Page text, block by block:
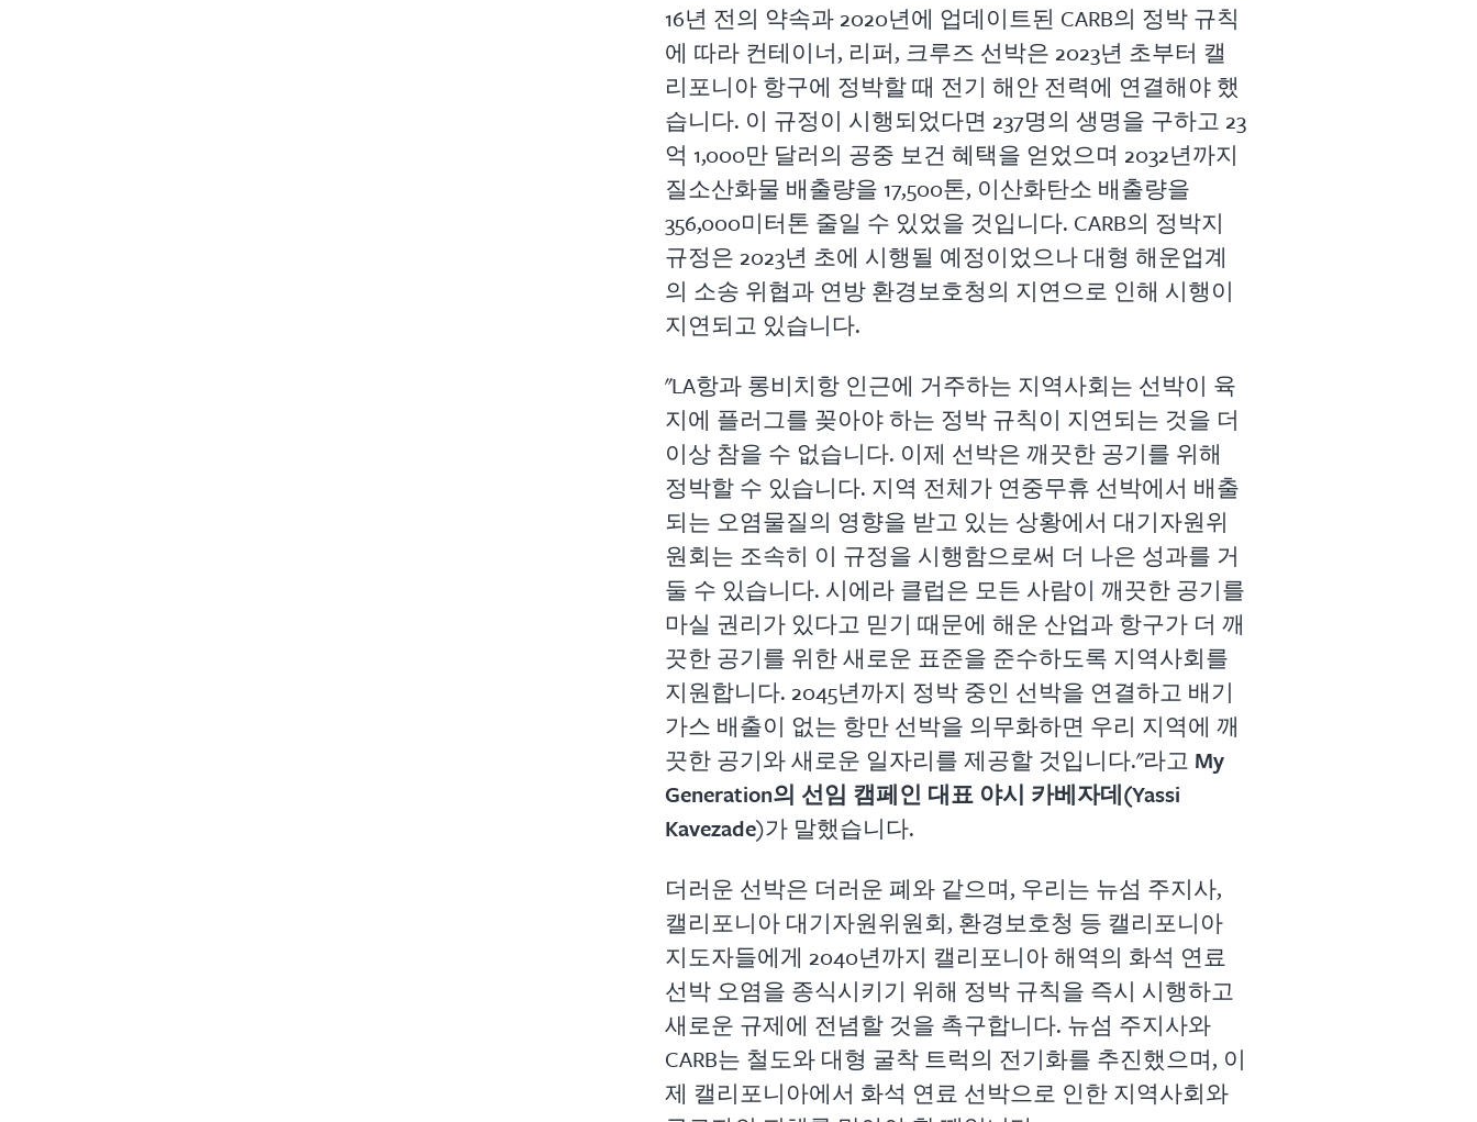
16년 전의 약속과 2020년에 업데이트된 CARB의 정박 규칙
에 따라 컨테이너, 리퍼, 크루즈 선박은 2023년 초부터 캘
리포니아 항구에 정박할 때 전기 해안 전력에 연결해야 했
습니다. 이 규정이 시행되었다면 237명의 생명을 구하고 23
억 1,000만 달러의 공중 보건 혜택을 얻었으며 2032년까지
질소산화물 배출량을 17,500톤, 이산화탄소 배출량을
356,000미터톤 줄일 수 있었을 것입니다. CARB의 정박지
규정은 2023년 초에 시행될 예정이었으나 대형 해운업계
의 소송 위협과 연방 환경보호청의 지연으로 인해 시행이
지연되고 있습니다.
"LA항과 롱비치항 인근에 거주하는 지역사회는 선박이 육
지에 플러그를 꽂아야 하는 정박 규칙이 지연되는 것을 더
이상 참을 수 없습니다. 이제 선박은 깨끗한 공기를 위해
정박할 수 있습니다. 지역 전체가 연중무휴 선박에서 배출
되는 오염물질의 영향을 받고 있는 상황에서 대기자원위
원회는 조속히 이 규정을 시행함으로써 더 나은 성과를 거
둘 수 있습니다. 시에라 클럽은 모든 사람이 깨끗한 공기를
마실 권리가 있다고 믿기 때문에 해운 산업과 항구가 더 깨
끗한 공기를 위한 새로운 표준을 준수하도록 지역사회를
지원합니다. 2045년까지 정박 중인 선박을 연결하고 배기
가스 배출이 없는 항만 선박을 의무화하면 우리 지역에 깨
끗한 공기와 새로운 일자리를 제공할 것입니다."라고 My
Generation의 선임 캠페인 대표 야시 카베자데(Yassi
Kavezade)가 말했습니다.
더러운 선박은 더러운 폐와 같으며, 우리는 뉴섬 주지사,
캘리포니아 대기자원위원회, 환경보호청 등 캘리포니아
지도자들에게 2040년까지 캘리포니아 해역의 화석 연료
선박 오염을 종식시키기 위해 정박 규칙을 즉시 시행하고
새로운 규제에 전념할 것을 촉구합니다. 뉴섬 주지사와
CARB는 철도와 대형 굴착 트럭의 전기화를 추진했으며, 이
제 캘리포니아에서 화석 연료 선박으로 인한 지역사회와